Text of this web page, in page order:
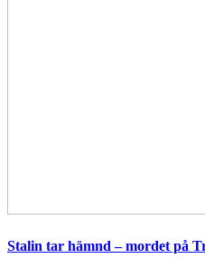
Stalin tar hämnd – mordet på